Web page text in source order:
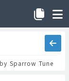
by Sparrow Tune